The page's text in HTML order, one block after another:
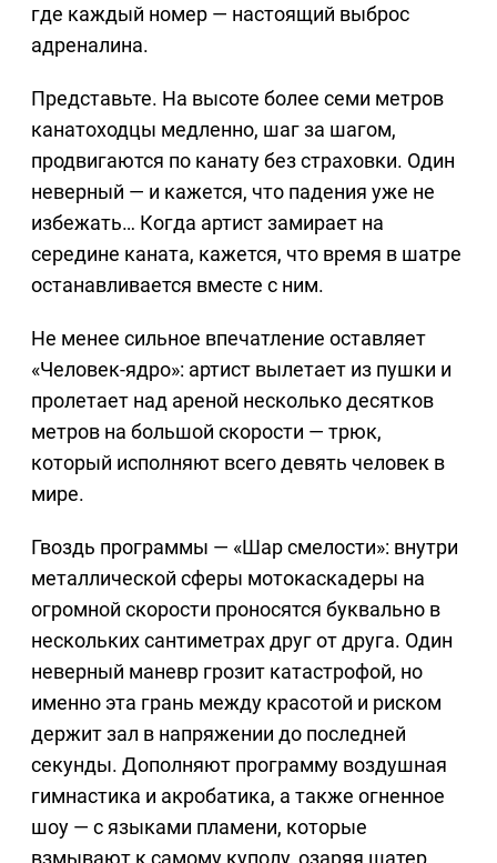
где каждый номер — настоящий выброс
адреналина.
Представьте. На высоте более семи метров
канатоходцы медленно, шаг за шагом,
продвигаются по канату без страховки. Один
неверный — и кажется, что падения уже не
избежать… Когда артист замирает на
середине каната, кажется, что время в шатре
останавливается вместе с ним.
Не менее сильное впечатление оставляет
«Человек-ядро»: артист вылетает из пушки и
пролетает над ареной несколько десятков
метров на большой скорости — трюк,
который исполняют всего девять человек в
мире.
Гвоздь программы — «Шар смелости»: внутри
металлической сферы мотокаскадеры на
огромной скорости проносятся буквально в
нескольких сантиметрах друг от друга. Один
неверный маневр грозит катастрофой, но
именно эта грань между красотой и риском
держит зал в напряжении до последней
секунды. Дополняют программу воздушная
гимнастика и акробатика, а также огненное
шоу — с языками пламени, которые
взмывают к самому куполу, озаряя шатер